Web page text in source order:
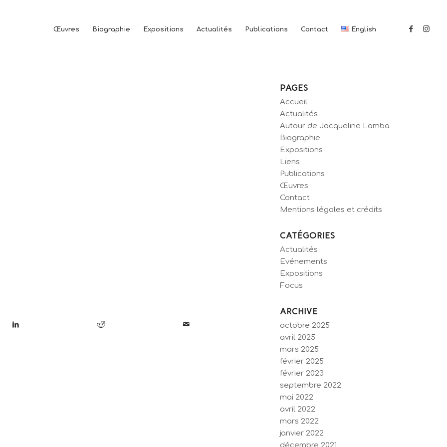
Œuvres Biographie Expositions Actualités Publications Contact English
PAGES
Accueil
Actualités
Autour de Jacqueline Lamba
Biographie
Expositions
Liens
Publications
Œuvres
Contact
Mentions légales et crédits
CATÉGORIES
Actualités
Evénements
Expositions
Focus
ARCHIVE
octobre 2025
avril 2025
mars 2025
février 2025
février 2023
septembre 2022
mai 2022
avril 2022
mars 2022
janvier 2022
décembre 2021